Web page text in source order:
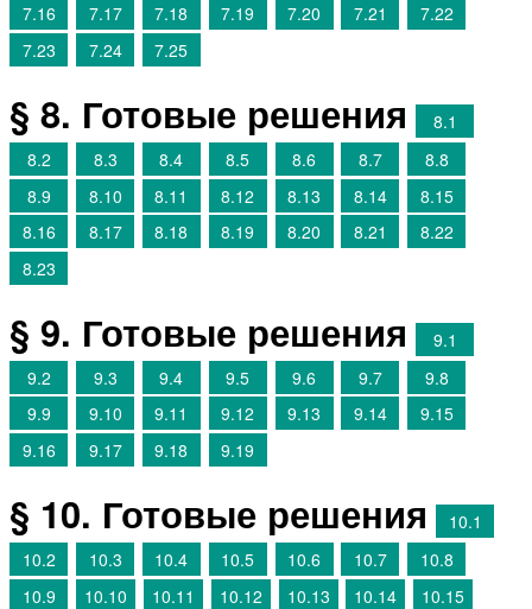
7.16
7.17 7.18 7.19 7.20 7.21
7.22
7.23
7.24 7.25
§ 8. Готовые решения
8.1
8.2
8.3 8.4 8.5 8.6 8.7
8.8
8.9
8.10 8.11 8.12 8.13 8.14
8.15
8.16
8.17 8.18 8.19 8.20 8.21
8.22
8.23
§ 9. Готовые решения
9.1
9.2
9.3 9.4 9.5 9.6 9.7
9.8
9.9
9.10 9.11 9.12 9.13 9.14
9.15
9.16
9.17 9.18 9.19
§ 10. Готовые решения
10.1
10.2
10.3 10.4 10.5 10.6 10.7
10.8
10.9
10.10 10.11 10.12 10.13 10.14
10.15